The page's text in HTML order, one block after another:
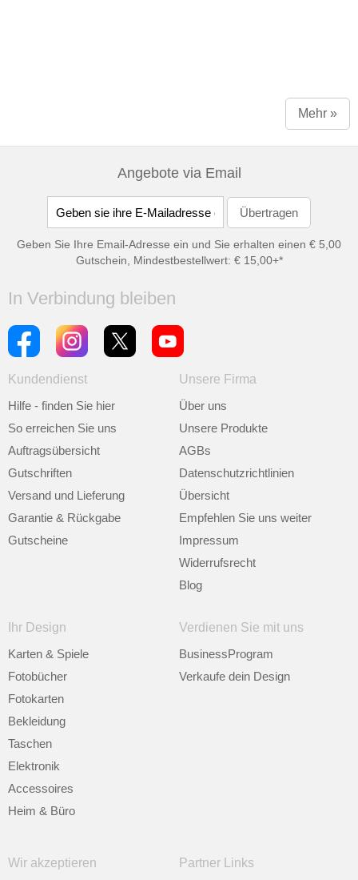
Mehr »
Angebote via Email
Geben Sie Ihre Email-Adresse ein und Sie erhalten einen € 5,00
Gutschein, Mindestbestellwert: € 15,00+*
In Verbindung bleiben
Kundendienst
Hilfe - finden Sie hier
So erreichen Sie uns
Auftragsübersicht
Gutschriften
Versand und Lieferung
Garantie & Rückgabe
Gutscheine
Unsere Firma
Über uns
Unsere Produkte
AGBs
Datenschutzrichtlinien
Übersicht
Empfehlen Sie uns weiter
Impressum
Widerrufsrecht
Blog
Ihr Design
Karten & Spiele
Fotobücher
Fotokarten
Bekleidung
Taschen
Elektronik
Accessoires
Heim & Büro
Verdienen Sie mit uns
BusinessProgram
Verkaufe dein Design
Wir akzeptieren Partner Links